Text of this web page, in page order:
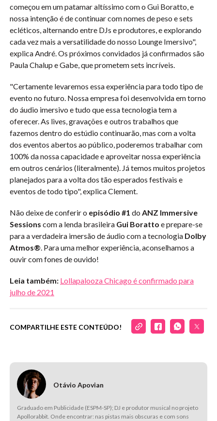
começou em um patamar altíssimo com o Gui Boratto, e
nossa intenção é de continuar com nomes de peso e sets
ecléticos, alternando entre DJs e produtores, e explorando
cada vez mais a versatilidade do nosso Lounge Imersivo",
explica André. Os próximos convidados já confirmados são
Paula Chalup e Gabe, que prometem sets incríveis.
"Certamente levaremos essa experiência para todo tipo de
evento no futuro. Nossa empresa foi desenvolvida em torno
do áudio imersivo e tudo que essa tecnologia tem a
oferecer. As lives, gravações e outros trabalhos que
fazemos dentro do estúdio continuarão, mas com a volta
dos eventos abertos ao público, poderemos trabalhar com
100% da nossa capacidade e aproveitar nossa experiência
em outros cenários (literalmente). Já temos muitos projetos
planejados para a volta dos tão esperados festivais e
eventos de todo tipo", explica Clement.
Não deixe de conferir o episódio #1 do ANZ Immersive
Sessions com a lenda brasileira Gui Boratto e prepare-se
para a verdadeira imersão de áudio com a tecnologia Dolby
Atmos®. Para uma melhor experiência, aconselhamos a
ouvir com fones de ouvido!
Leia também: Lollapalooza Chicago é confirmado para
julho de 2021
COMPARTILHE ESTE CONTEÚDO!
Otávio Apovian
Graduado em Publicidade (ESPM-SP); DJ e produtor musical no projeto
Apollorabbit. Onde encontrar: nas pistas mais obscuras e com sons